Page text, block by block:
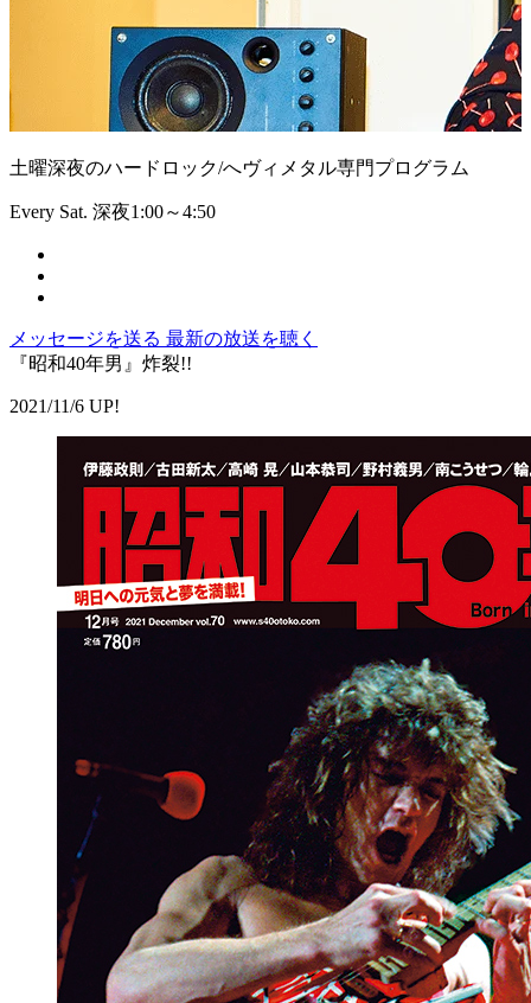
土曜深夜のハードロック/へヴィメタル専門プログラム
Every Sat. 深夜1:00～4:50
メッセージを送る 最新の放送を聴く
『昭和40年男』炸裂!!
2021/11/6 UP!